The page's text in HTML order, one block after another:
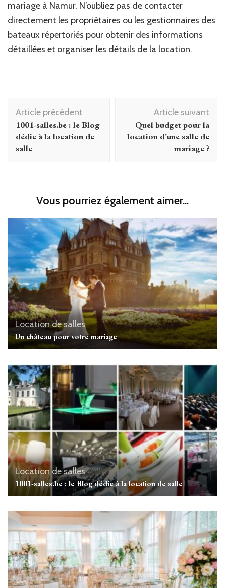
mariage à Namur. N’oubliez pas de contacter
directement les propriétaires ou les gestionnaires des
bateaux répertoriés pour obtenir des informations
détaillées et organiser les détails de la location.
Navigation
d'article
Article précédent
1001-salles.be : le Blog
dédie à la location de
salle
Article suivant
Quel budget pour la
location d’une salle de
mariage ?
Vous pourriez également aimer...
Location de salles
Un château pour votre mariage
Location de salles
1001-salles.be : le Blog dédie à la location de salle